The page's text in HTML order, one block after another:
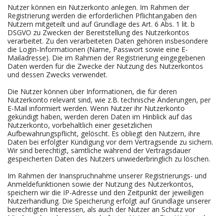
Nutzer können ein Nutzerkonto anlegen. Im Rahmen der
Registrierung werden die erforderlichen Pflichtangaben den
Nutzern mitgeteilt und auf Grundlage des Art. 6 Abs. 1 lit. b
DSGVO zu Zwecken der Bereitstellung des Nutzerkontos
verarbeitet. Zu den verarbeiteten Daten gehören insbesondere
die Login-Informationen (Name, Passwort sowie eine E-
Mailadresse). Die im Rahmen der Registrierung eingegebenen
Daten werden für die Zwecke der Nutzung des Nutzerkontos
und dessen Zwecks verwendet.
Die Nutzer können über Informationen, die für deren
Nutzerkonto relevant sind, wie z.B. technische Änderungen, per
E-Mail informiert werden. Wenn Nutzer ihr Nutzerkonto
gekündigt haben, werden deren Daten im Hinblick auf das
Nutzerkonto, vorbehaltlich einer gesetzlichen
Aufbewahrungspflicht, gelöscht. Es obliegt den Nutzern, ihre
Daten bei erfolgter Kündigung vor dem Vertragsende zu sichern.
Wir sind berechtigt, sämtliche während der Vertragsdauer
gespeicherten Daten des Nutzers unwiederbringlich zu löschen.
Im Rahmen der Inanspruchnahme unserer Registrierungs- und
Anmeldefunktionen sowie der Nutzung des Nutzerkontos,
speichern wir die IP-Adresse und den Zeitpunkt der jeweiligen
Nutzerhandlung. Die Speicherung erfolgt auf Grundlage unserer
berechtigten Interessen, als auch der Nutzer an Schutz vor